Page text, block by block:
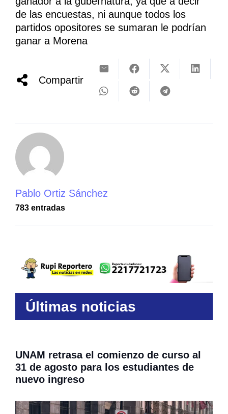
de las encuestas, ni aunque todos los
partidos opositores se sumaran le podrían
ganar a Morena
Compartir
Pablo Ortiz Sánchez
783 entradas
Últimas noticias
UNAM retrasa el comienzo de curso al
31 de agosto para los estudiantes de
nuevo ingreso